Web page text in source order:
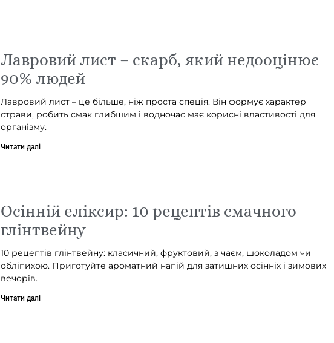
Лавровий лист – скарб, який недооцінює
90% людей
Лавровий лист – це більше, ніж проста спеція. Він формує характер
страви, робить смак глибшим і водночас має корисні властивості для
організму.
Читати далі
Осінній еліксир: 10 рецептів смачного
глінтвейну
10 рецептів глінтвейну: класичний, фруктовий, з чаєм, шоколадом чи
обліпихою. Приготуйте ароматний напій для затишних осінніх і зимових
вечорів.
Читати далі